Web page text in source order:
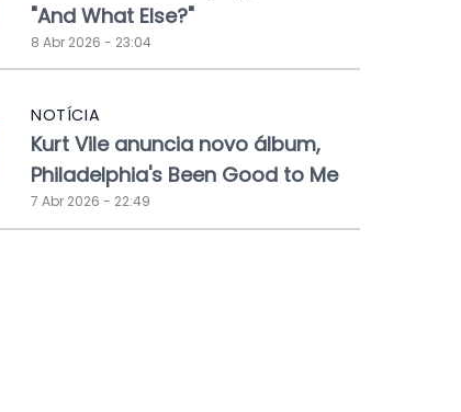
"And What Else?"
8 Abr 2026 - 23:04
NOTÍCIA
Kurt Vile anuncia novo álbum,
Philadelphia's Been Good to Me
7 Abr 2026 - 22:49